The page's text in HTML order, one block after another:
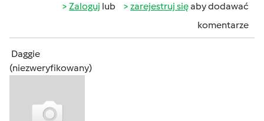
Zaloguj lub zarejestruj sięaby dodawać
komentarze
Daggie
(niezweryfikowany)